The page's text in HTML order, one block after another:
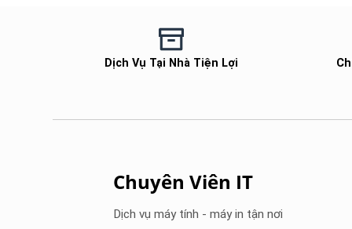
Dịch Vụ Tại Nhà Tiện Lợi
Chuyên Viên IT
Dịch vụ máy tính - máy in tận nơi